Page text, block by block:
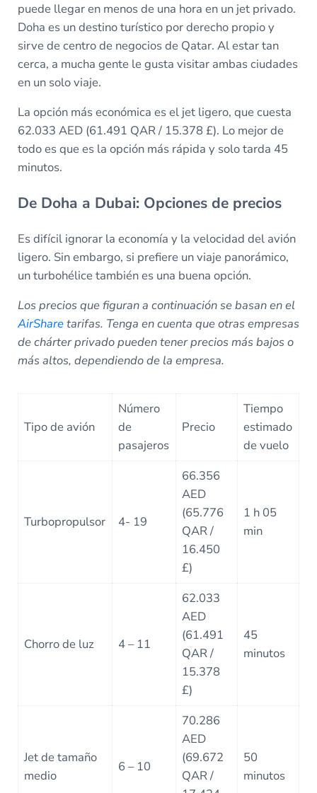
puede llegar en menos de una hora en un jet privado.
Doha es un destino turístico por derecho propio y
sirve de centro de negocios de Qatar. Al estar tan
cerca, a mucha gente le gusta visitar ambas ciudades
en un solo viaje.
La opción más económica es el jet ligero, que cuesta
62.033 AED (61.491 QAR / 15.378 £). Lo mejor de
todo es que es la opción más rápida y solo tarda 45
minutos.
De Doha a Dubai: Opciones de precios
Es difícil ignorar la economía y la velocidad del avión
ligero. Sin embargo, si prefiere un viaje panorámico,
un turbohélice también es una buena opción.
Los precios que figuran a continuación se basan en el
AirSharetarifas. Tenga en cuenta que otras empresas
de chárter privado pueden tener precios más bajos o
más altos, dependiendo de la empresa.
Tipo de avión
Número
de
pasajeros
Precio
Tiempo
estimado
de vuelo
Turbopropulsor 4- 19
66.356
AED
(65.776
QAR /
16.450
£)
1 h 05
min
Chorro de luz 4 – 11
62.033
AED
(61.491
QAR /
15.378
£)
45
minutos
Jet de tamaño
medio
6 – 10
70.286
AED
(69.672
QAR /
50
minutos